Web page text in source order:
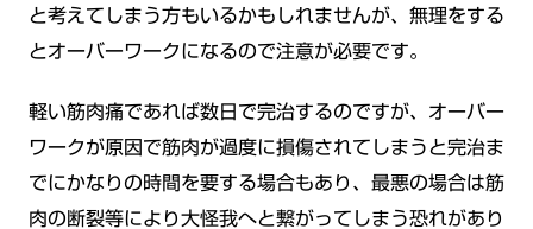
と考えてしまう方もいるかもしれませんが、無理をする
とオーバーワークになるので注意が必要です。
軽い筋肉痛であれば数日で完治するのですが、オーバー
ワークが原因で筋肉が過度に損傷されてしまうと完治ま
でにかなりの時間を要する場合もあり、最悪の場合は筋
肉の断裂等により大怪我へと繋がってしまう恐れがあり